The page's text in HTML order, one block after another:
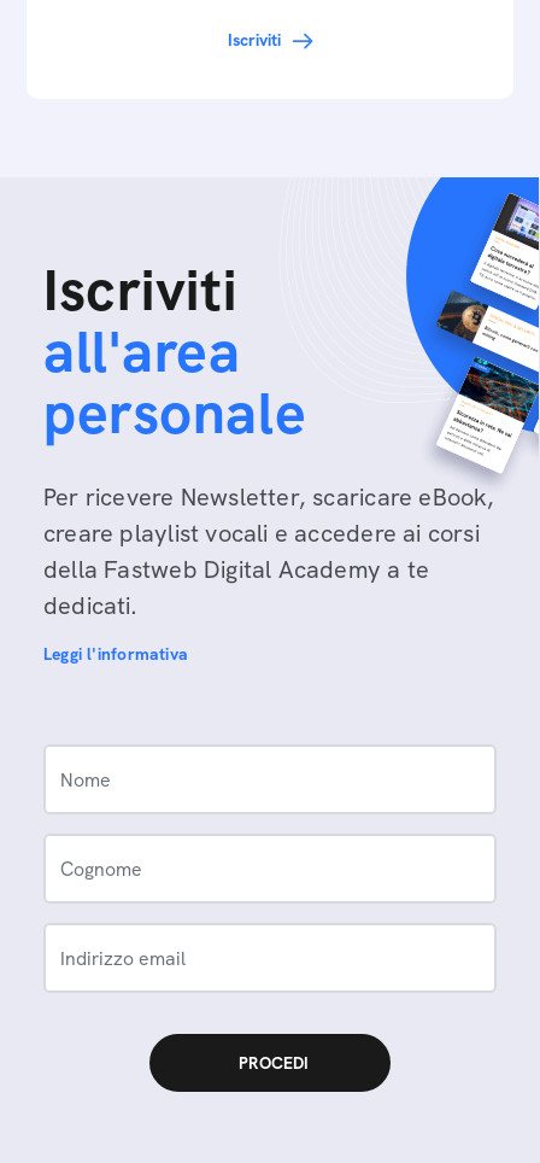
Iscriviti
Iscriviti
all'area
personale
Per ricevere Newsletter, scaricare eBook,
creare playlist vocali e accedere ai corsi
della Fastweb Digital Academy a te
dedicati.
Leggi l'informativa
Nome
Cognome
Indirizzo email